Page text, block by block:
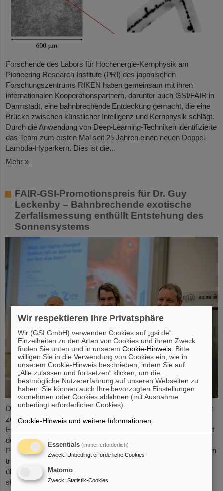
Forschende des Labors für Hochenergie-Kernphysik am
Pioneering Research Institute (PRI) des japanischen
Forschungszentrums RIKEN haben gemeinsam mit ihren
internationalen Kooperationspartnern, darunter auch GSI/FAIR in
Darmstadt, eine bahnbrechende Entdeckung gemacht, die eine
Brücke zwischen künstlicher Intelligenz und Kernphysik schlägt.
Durch die Anwendung von Deep-Learning-Techniken identifizierte
das Team zum ersten Mal seit 25 Jahren einen neuen Doppel-
Lambda-Hyperkern. Dies ist die…
Mehr »
FAIR-GSI-Promotionspreis für Dr. Guy
Leckenby – Bahnbrechende exotische
Zerfallsmessung enthüllt Entstehung des
Sonnensystems
Dr. Guy Leckenby ist für seine herausragende Promotionsarbeit
zur Untersuchung des gebundenen Betazerfalls mit
Experimenten am GSI/FAIR-Experimentierspeicherring ESR mit
dem FAIR-GSI PhD Award 2025 ausgezeichnet worden. Seine
Präzisionsmessung an vollständig ionisierten Thallium-205-Ionen
trug zur Lösung eines seit Jahrzehnten bestehenden Rätsels
über den Ursprung von Blei in unserem Sonnensystem bei und
stellt eine herausragende Leistung für GSI/FAIR dar.
Wir respektieren Ihre Privatsphäre
Wir (GSI GmbH) verwenden Cookies auf „gsi.de“.
Einzelheiten zu den Arten von Cookies und ihrem Zweck
finden Sie unten und in unseremCookie-Hinweis . Bitte
willigen Sie in die Verwendung von Cookies ein, wie in
unserem Cookie-Hinweis beschrieben, indem Sie auf
„Alle zulassen und fortsetzen“ klicken, um die
bestmögliche Nutzererfahrung auf unseren Webseiten zu
haben. Sie können auch Ihre bevorzugten Einstellungen
vornehmen oder Cookies ablehnen (mit Ausnahme
unbedingt erforderlicher Cookies).
Cookie-Hinweis und weitere Informationen
Essentials (immer erforderlich)
Zweck: Unbedingt erforderliche Cookies
Matomo
Zweck: Statistik-Cookies